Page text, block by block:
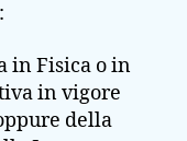
in Fisica o in
in vigore
della